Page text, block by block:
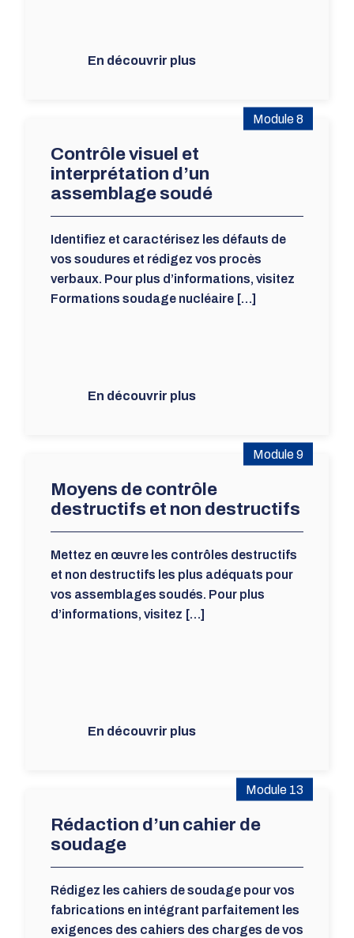
En découvrir plus
Contrôle visuel et
interprétation d’un
assemblage soudé
Identifiez et caractérisez les défauts de
vos soudures et rédigez vos procès
verbaux. Pour plus d’informations, visitez
Formations soudage nucléaire […]
En découvrir plus
Module 8
Moyens de contrôle
destructifs et non destructifs
Mettez en œuvre les contrôles destructifs
et non destructifs les plus adéquats pour
vos assemblages soudés. Pour plus
d’informations, visitez […]
En découvrir plus
Module 9
Rédaction d’un cahier de
soudage
Rédigez les cahiers de soudage pour vos
fabrications en intégrant parfaitement les
exigences des cahiers des charges de vos
Module 13